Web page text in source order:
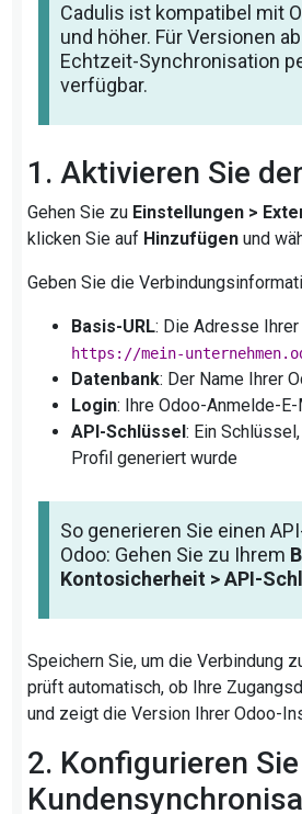
Cadulis ist kompatibel mit
und höher. Für Versionen
Echtzeit-Synchronisation
verfügbar.
1. Aktivieren Sie
Gehen Sie zu Einstellungen >
klicken Sie auf Hinzufügen und
Geben Sie die
Basis-URL: Die Adresse
https://mein-
Datenbank: Der Name Ihrer
Login: Ihre Odoo-Anmelde-
API-Schlüssel: Ein
Profil generiert wurde
So generieren Sie einen
Odoo: Gehen Sie zu Ihrem
Kontosicherheit > API-
Speichern Sie, um die Verbindung
prüft automatisch, ob Ihre
und zeigt die Version Ihrer Odoo-
2. Konfigurieren